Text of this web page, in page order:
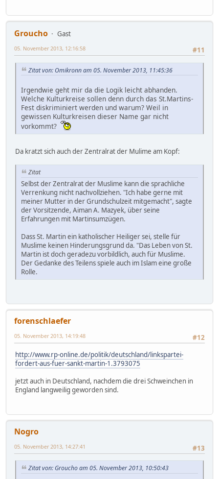
Groucho
Gast
#11
05. November 2013, 12:16:58
Zitat von: Omikronn am 05. November 2013, 11:45:36
Irgendwie geht mir da die Logik leicht abhanden.
Welche Kulturkreise sollen denn durch das St.Martins-
Fest diskriminiert werden und warum? Weil in
gewissen Kulturkreisen dieser Name gar nicht
vorkommt?
Da kratzt sich auch der Zentralrat der Mulime am Kopf:
Zitat
Selbst der Zentralrat der Muslime kann die sprachliche
Verrenkung nicht nachvollziehen. "Ich habe gerne mit
meiner Mutter in der Grundschulzeit mitgemacht", sagte
der Vorsitzende, Aiman A. Mazyek, über seine
Erfahrungen mit Martinsumzügen.
Dass St. Martin ein katholischer Heiliger sei, stelle für
Muslime keinen Hinderungsgrund da. "Das Leben von St.
Martin ist doch geradezu vorbildlich, auch für Muslime.
Der Gedanke des Teilens spiele auch im Islam eine große
Rolle.
forenschlaefer
#12
05. November 2013, 14:19:48
http://www.rp-online.de/politik/deutschland/linkspartei-
fordert-aus-fuer-sankt-martin-1.3793075
jetzt auch in Deutschland, nachdem die drei Schweinchen in
England langweilig geworden sind.
Nogro
#13
05. November 2013, 14:27:41
Zitat von: Groucho am 05. November 2013, 10:50:43